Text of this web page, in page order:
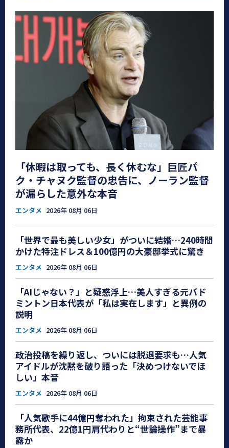
「休暇は取っても、長く休むな」巨匠パ
ク・チャヌク監督の忠告に、ノーラン監督
が漏らした意外な本音
エンタメ 2026年 08月 06日
「世界で最も美しい少女」がついに結婚…240時間
かけた特注ドレス＆100億円の大豪邸挙式に驚き
エンタメ 2026年 08月 06日
「AIじゃない？」と疑惑浮上…美人すぎる元バド
ミントン日本代表が「私は実在します」と異例の
説明
エンタメ 2026年 08月 06日
政治投稿を繰り返し、ついには脱退要求も…人気
アイドルが沈黙を破り語った「決めつけないでほ
しい」本音
エンタメ 2026年 08月 06日
「人気歌手に44億円奪われた」拘束された芸能事
務所代表、22億1円肩代わりと“世論操作”まで暴
露か